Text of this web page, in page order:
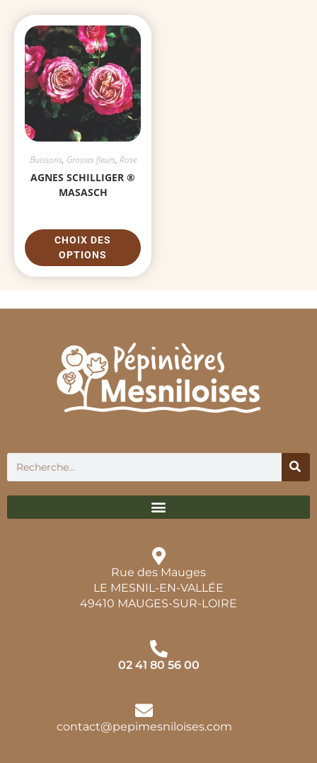
Buissons, Grosses fleurs, Rose
AGNES SCHILLIGER ®
MASASCH
CHOIX DES
OPTIONS
Rue des Mauges
LE MESNIL-EN-VALLÉE
49410 MAUGES-SUR-LOIRE
02 41 80 56 00
contact@pepimesniloises.com